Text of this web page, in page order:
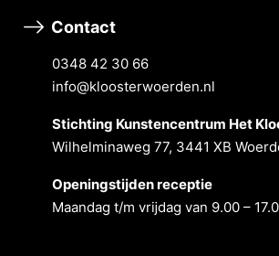
Contact
0348 42 30 66
info@kloosterwoerden.nl
Stichting Kunstencentrum Het
Wilhelminaweg 77, 3441 XB
Openingstĳden receptie
Maandag t/m vrĳdag van 9.00 –